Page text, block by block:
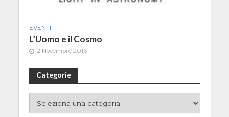
EVENTI
L’Uomo e il Cosmo
2 Novembre 2016
Categorie